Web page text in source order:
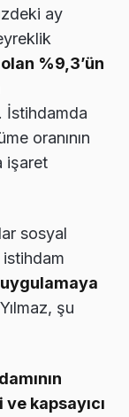
ay
%9,3’ün
. İstihdamda
oranının
işaret
sosyal
şu
kapsayıcı